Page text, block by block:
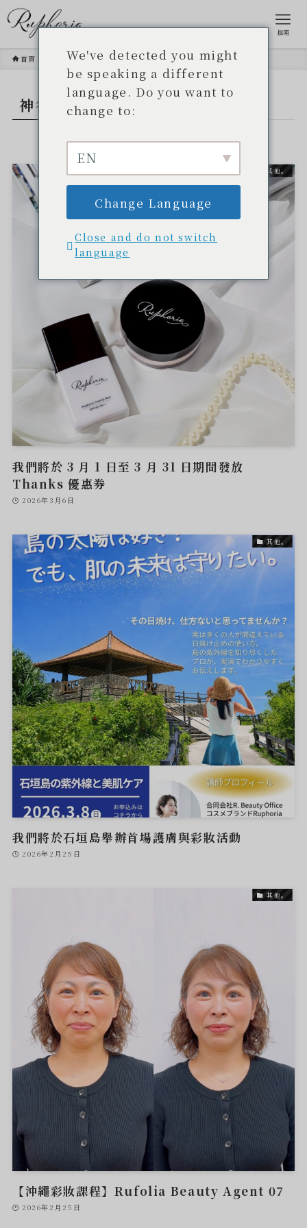
指南
首頁 神谷理惠
神谷理惠 - TAG -.
其他。
我們將於 3 月 1 日至 3 月 31 日期間發放
Thanks 優惠券
2026年3月6日
其他。
我們將於石垣島舉辦首場護膚與彩妝活動
2026年2月25日
其他。
【沖繩彩妝課程】Rufolia Beauty Agent 07
2026年2月25日
We've detected you might
be speaking a different
language. Do you want to
change to:
EN
Change Language
Close and do not switch
language